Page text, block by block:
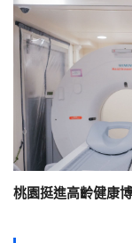
桃園挺進高齡健康